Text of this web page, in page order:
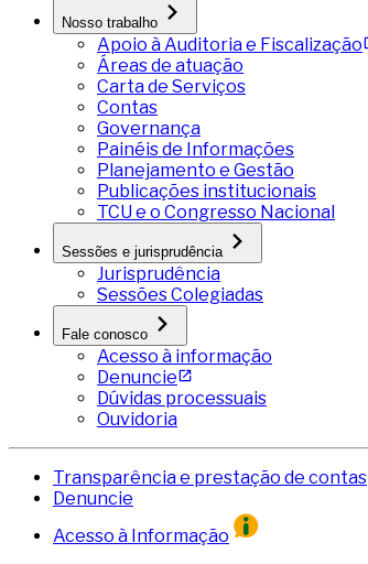
Nosso trabalho
Apoio à Auditoria e Fiscalização
Áreas de atuação
Carta de Serviços
Contas
Governança
Painéis de Informações
Planejamento e Gestão
Publicações institucionais
TCU e o Congresso Nacional
Sessões e jurisprudência
Jurisprudência
Sessões Colegiadas
Fale conosco
Acesso à informação
Denuncie
Dúvidas processuais
Ouvidoria
Transparência e prestação de contas
Denuncie
Acesso à Informação